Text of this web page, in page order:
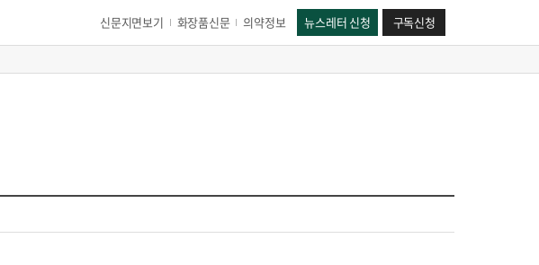
신문지면보기 화장품신문 의약정보 뉴스레터 신청 구독신청